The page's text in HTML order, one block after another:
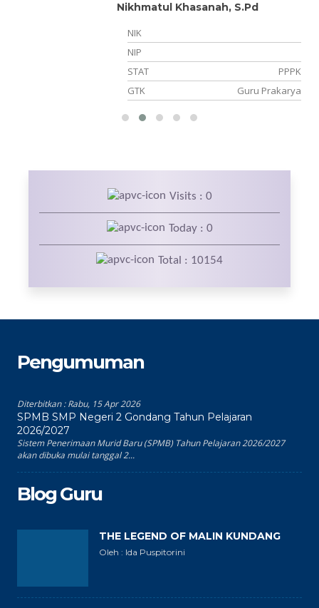
Nikhmatul Khasanah, S.Pd
NIK
NIP
STAT
PPPK
GTK
Guru Prakarya
Visits : 0
Today : 0
Total : 10154
Pengumuman
Diterbitkan :Rabu, 15 Apr 2026
SPMB SMP Negeri 2 Gondang Tahun Pelajaran
2026/2027
Sistem Penerimaan Murid Baru (SPMB) Tahun Pelajaran 2026/2027
akan dibuka mulai tanggal 2...
Blog Guru
THE LEGEND OF MALIN KUNDANG
Oleh : Ida Puspitorini